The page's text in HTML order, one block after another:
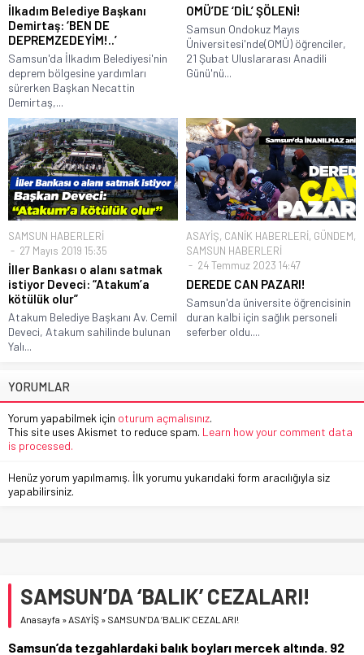
İlkadım Belediye Başkanı
Demirtaş: ‘BEN DE
DEPREMZEDEYİM!..’
Samsun'da İlkadım Belediyesi'nin
deprem bölgesine yardımları
sürerken Başkan Necattin
Demirtaş,...
OMÜ’DE ‘DİL’ ŞÖLENİ!
Samsun Ondokuz Mayıs
Üniversitesi'nde(OMÜ) öğrenciler,
21 Şubat Uluslararası Anadili
Günü'nü...
SAMSUN HABERLERİ
27 Mayıs 2019 15:35
İller Bankası o alanı satmak
istiyor Deveci: “Atakum’a
kötülük olur”
Atakum Belediye Başkanı Av. Cemil
Deveci, Atakum sahilinde bulunan
Yalı...
ASAYİŞ, CANİK HABERLERİ, GÜNDEM,
SAMSUN HABERLERİ
24 Temmuz 2023 14:47
DEREDE CAN PAZARI!
Samsun'da üniversite öğrencisinin
duran kalbi için sağlık personeli
seferber oldu....
YORUMLAR
Yorum yapabilmek için oturum açmalısınız.
This site uses Akismet to reduce spam. Learn how your comment data
is processed.
Henüz yorum yapılmamış. İlk yorumu yukarıdaki form aracılığıyla siz
yapabilirsiniz.
SAMSUN’DA ‘BALIK’ CEZALARI!
Anasayfa »ASAYİŞ » SAMSUN’DA ‘BALIK’ CEZALARI!
Samsun’da tezgahlardaki balık boyları mercek altında. 92